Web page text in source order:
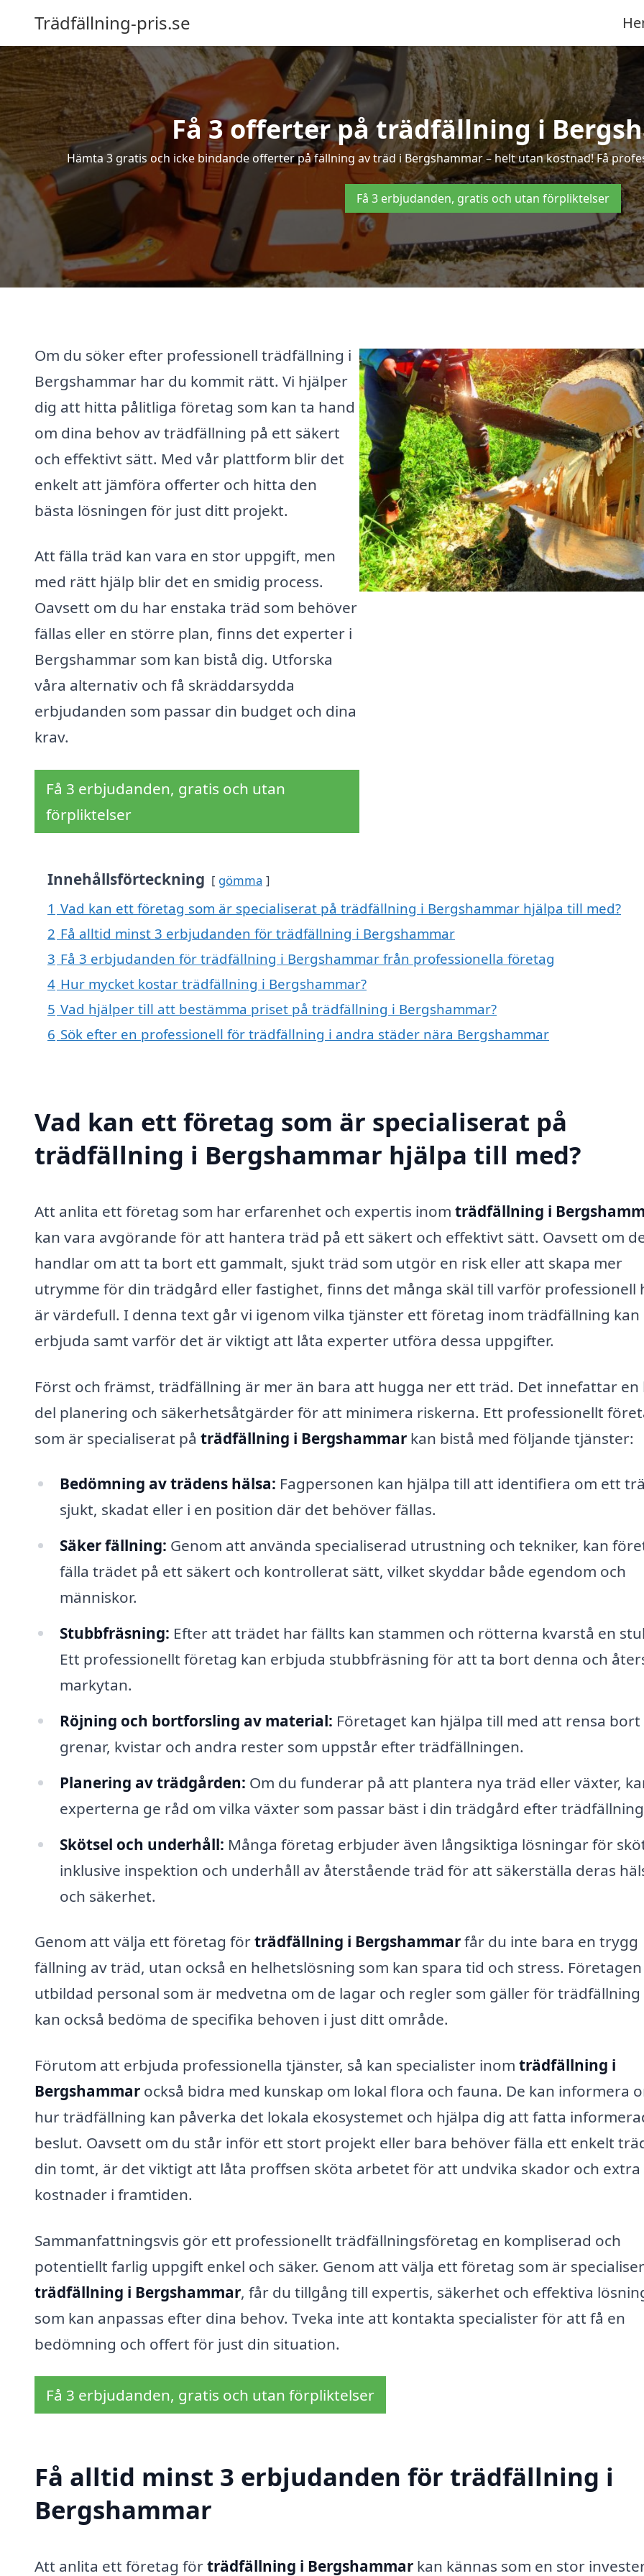
Trädfällning-pris.se
Få 3 offerter på trädfällning i
Hämta 3 gratis och icke bindande offerter på fällning av träd i Bergshammar – helt utan kostnad! Få
Få 3 erbjudanden, gratis och utan förpliktelser
Om du söker efter professionell trädfällning i
Bergshammar har du kommit rätt. Vi hjälper
dig att hitta pålitliga företag som kan ta hand
om dina behov av trädfällning på ett säkert
och effektivt sätt. Med vår plattform blir det
enkelt att jämföra offerter och hitta den
bästa lösningen för just ditt projekt.
Att fälla träd kan vara en stor uppgift, men
med rätt hjälp blir det en smidig process.
Oavsett om du har enstaka träd som behöver
fällas eller en större plan, finns det experter i
Bergshammar som kan bistå dig. Utforska
våra alternativ och få skräddarsydda
erbjudanden som passar din budget och dina
krav.
Få 3 erbjudanden, gratis och utan
förpliktelser
Innehållsförteckning gömma
1 Vad kan ett företag som är specialiserat på trädfällning i Bergshammar hjälpa till med?
2 Få alltid minst 3 erbjudanden för trädfällning i Bergshammar
3 Få 3 erbjudanden för trädfällning i Bergshammar från professionella företag
4 Hur mycket kostar trädfällning i Bergshammar?
5 Vad hjälper till att bestämma priset på trädfällning i Bergshammar?
6 Sök efter en professionell för trädfällning i andra städer nära Bergshammar
Vad kan ett företag som är specialiserat på
trädfällning i Bergshammar hjälpa till med?
Att anlita ett företag som har erfarenhet och expertis inom trädfällning i
kan vara avgörande för att hantera träd på ett säkert och effektivt sätt. Oavsett om
handlar om att ta bort ett gammalt, sjukt träd som utgör en risk eller att skapa mer
utrymme för din trädgård eller fastighet, finns det många skäl till varför professionell
är värdefull. I denna text går vi igenom vilka tjänster ett företag inom trädfällning kan
erbjuda samt varför det är viktigt att låta experter utföra dessa uppgifter.
Först och främst, trädfällning är mer än bara att hugga ner ett träd. Det innefattar en
del planering och säkerhetsåtgärder för att minimera riskerna. Ett professionellt
som är specialiserat på trädfällning i Bergshammar kan bistå med följande tjänster:
Bedömning av trädens hälsa: Fagpersonen kan hjälpa till att identifiera om ett
sjukt, skadat eller i en position där det behöver fällas.
Säker fällning: Genom att använda specialiserad utrustning och tekniker, kan
fälla trädet på ett säkert och kontrollerat sätt, vilket skyddar både egendom och
människor.
Stubbfräsning: Efter att trädet har fällts kan stammen och rötterna kvarstå en
Ett professionellt företag kan erbjuda stubbfräsning för att ta bort denna och
markytan.
Röjning och bortforsling av material: Företaget kan hjälpa till med att rensa bort
grenar, kvistar och andra rester som uppstår efter trädfällningen.
Planering av trädgården: Om du funderar på att plantera nya träd eller växter,
experterna ge råd om vilka växter som passar bäst i din trädgård efter
Skötsel och underhåll: Många företag erbjuder även långsiktiga lösningar för
inklusive inspektion och underhåll av återstående träd för att säkerställa deras
och säkerhet.
Genom att välja ett företag förträdfällning i Bergshammarfår du inte bara en trygg
fällning av träd, utan också en helhetslösning som kan spara tid och stress.
utbildad personal som är medvetna om de lagar och regler som gäller för trädfällning
kan också bedöma de specifika behoven i just ditt område.
Förutom att erbjuda professionella tjänster, så kan specialister inom trädfällning i
Bergshammar också bidra med kunskap om lokal flora och fauna. De kan informera
hur trädfällning kan påverka det lokala ekosystemet och hjälpa dig att fatta
beslut. Oavsett om du står inför ett stort projekt eller bara behöver fälla ett enkelt
din tomt, är det viktigt att låta proffsen sköta arbetet för att undvika skador och extra
kostnader i framtiden.
Sammanfattningsvis gör ett professionellt trädfällningsföretag en kompliserad och
potentiellt farlig uppgift enkel och säker. Genom att välja ett företag som är
trädfällning i Bergshammar, får du tillgång till expertis, säkerhet och effektiva
som kan anpassas efter dina behov. Tveka inte att kontakta specialister för att få en
bedömning och offert för just din situation.
Få 3 erbjudanden, gratis och utan förpliktelser
Få alltid minst 3 erbjudanden för trädfällning i
Bergshammar
Att anlita ett företag förträdfällning i Bergshammar kan kännas som en stor